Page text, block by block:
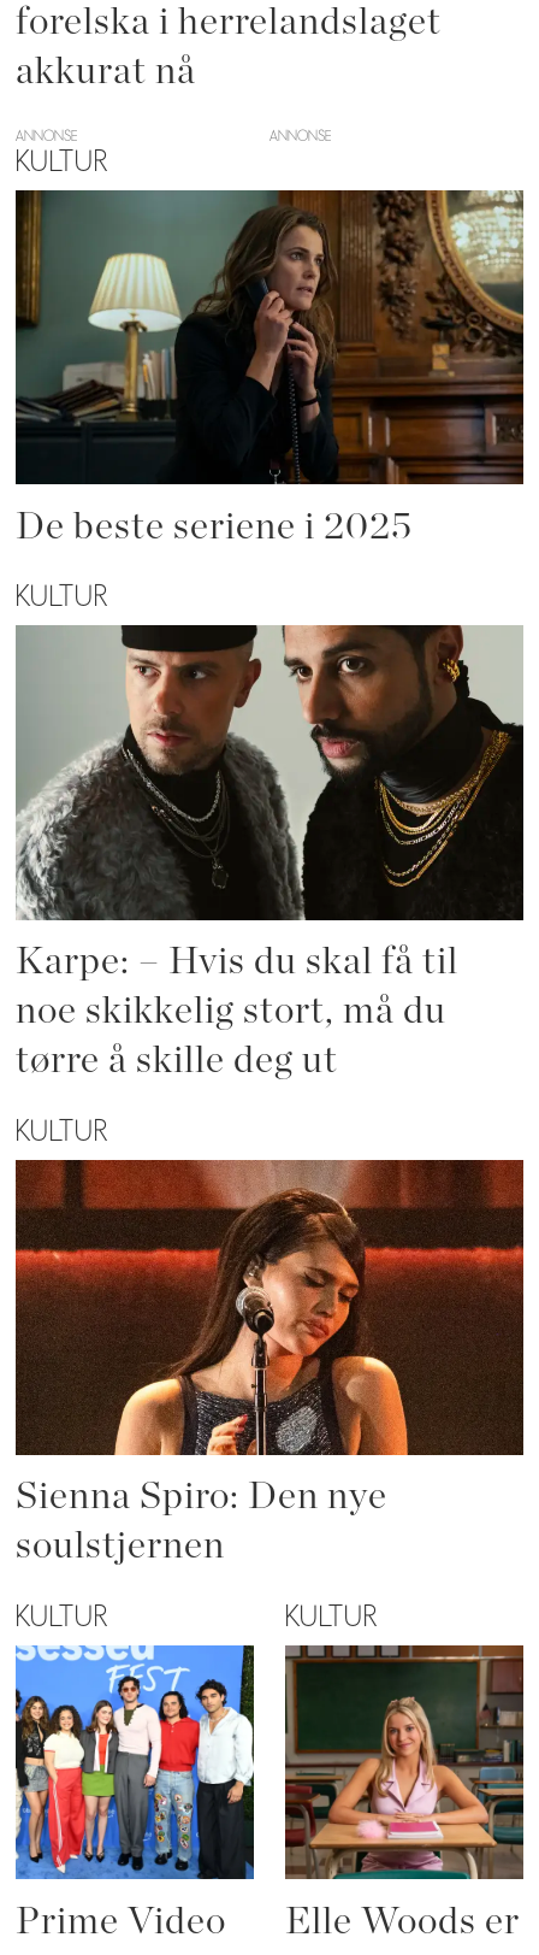
forelska i herrelandslaget
akkurat nå
ANNONSE
KULTUR
De beste seriene i 2025
KULTUR
Karpe: – Hvis du skal få til
noe skikkelig stort, må du
tørre å skille deg ut
KULTUR
Sienna Spiro: Den nye
soulstjernen
KULTUR
Prime Video
KULTUR
Elle Woods er